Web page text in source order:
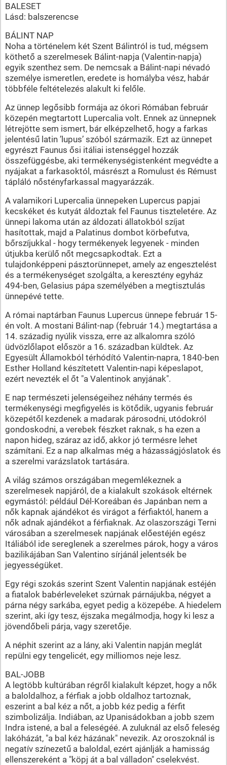
BALESET
Lásd: balszerencse
BÁLINT NAP
Noha a történelem két Szent Bálintról is tud, mégsem
köthető a szerelmesek Bálint-napja (Valentin-napja)
egyik szenthez sem. De nemcsak a Bálint-napi névadó
személye ismeretlen, eredete is homályba vész, habár
többféle feltételezés alakult ki felőle.
Az ünnep legősibb formája az ókori Rómában február
közepén megtartott Lupercalia volt. Ennek az ünnepnek
létrejötte sem ismert, bár elképzelhető, hogy a farkas
jelentésű latin ’lupus’ szóból származik. Ezt az ünnepet
egyrészt Faunus ősi itáliai istenséggel hozzák
összefüggésbe, aki termékenységistenként megvédte a
nyájakat a farkasoktól, másrészt a Romulust és Rémust
tápláló nőstényfarkassal magyarázzák.
A valamikori Lupercalia ünnepeken Lupercus papjai
kecskéket és kutyát áldoztak fel Faunus tiszteletére. Az
ünnepi lakoma után az áldozati állatokból szíjat
hasítottak, majd a Palatinus dombot körbefutva,
bőrszíjukkal - hogy termékenyek legyenek - minden
útjukba kerülő nőt megcsapkodtak. Ezt a
tulajdonképpeni pásztorünnepet, amely az engesztelést
és a termékenységet szolgálta, a keresztény egyház
494-ben, Gelasius pápa személyében a megtisztulás
ünnepévé tette.
A római naptárban Faunus Lupercus ünnepe február 15-
én volt. A mostani Bálint-nap (február 14.) megtartása a
14. századig nyúlik vissza, erre az alkalomra szóló
üdvözlőlapot először a 16. században küldtek. Az
Egyesült Államokból térhódító Valentin-napra, 1840-ben
Esther Holland készítetett Valentin-napi képeslapot,
ezért nevezték el őt "a Valentinok anyjának".
E nap természeti jelenségeihez néhány termés és
termékenységi megfigyelés is kötődik, ugyanis február
közepétől kezdenek a madarak párosodni, utódokról
gondoskodni, a verebek fészket raknak, s ha ezen a
napon hideg, száraz az idő, akkor jó termésre lehet
számítani. Ez a nap alkalmas még a házasságjóslatok és
a szerelmi varázslatok tartására.
A világ számos országában megemlékeznek a
szerelmesek napjáról, de a kialakult szokások eltérnek
egymástól: például Dél-Koreában és Japánban nem a
nők kapnak ajándékot és virágot a férfiaktól, hanem a
nők adnak ajándékot a férfiaknak. Az olaszországi Terni
városában a szerelmesek napjának előestéjén egész
Itáliából ide sereglenek a szerelmes párok, hogy a város
bazilikájában San Valentino sírjánál jelentsék be
jegyességüket.
Egy régi szokás szerint Szent Valentin napjának estéjén
a fiatalok babérleveleket szúrnak párnájukba, négyet a
párna négy sarkába, egyet pedig a közepébe. A hiedelem
szerint, aki így tesz, éjszaka megálmodja, hogy ki lesz a
jövendőbeli párja, vagy szeretője.
A néphit szerint az a lány, aki Valentin napján meglát
repülni egy tengelicét, egy milliomos neje lesz.
BAL-JOBB
A legtöbb kultúrában régről kialakult képzet, hogy a nők
a baloldalhoz, a férfiak a jobb oldalhoz tartoznak,
eszerint a bal kéz a nőt, a jobb kéz pedig a férfit
szimbolizálja. Indiában, az Upanisádokban a jobb szem
Indra istené, a bal a feleségéé. A zuluknál az első feleség
lakóházát, "a bal kéz házának" nevezik. Az oroszoknál is
negatív színezetű a baloldal, ezért ajánlják a hamisság
ellenszereként a "köpj át a bal válladon" cselekvést.